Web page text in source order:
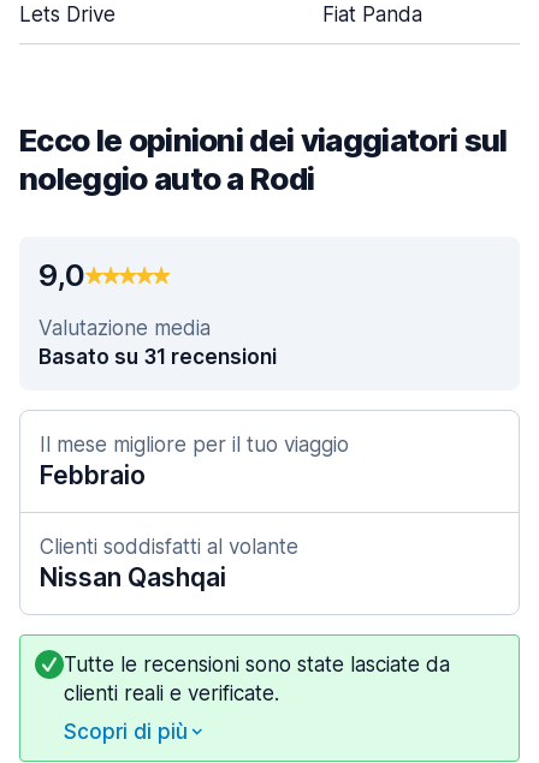
Lets Drive Fiat Panda
Ecco le opinioni dei viaggiatori sul
noleggio auto a Rodi
9,0
Valutazione media
Basato su 31 recensioni
Il mese migliore per il tuo viaggio
Febbraio
Clienti soddisfatti al volante
Nissan Qashqai
Tutte le recensioni sono state lasciate da
clienti reali e verificate.
Scopri di più